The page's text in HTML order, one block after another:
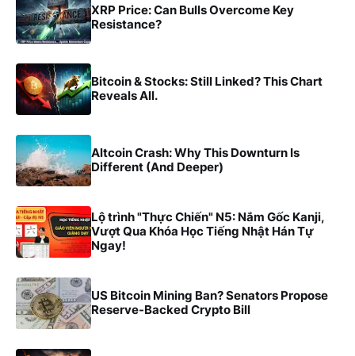
XRP Price: Can Bulls Overcome Key
Resistance?
Bitcoin & Stocks: Still Linked? This Chart
Reveals All.
Altcoin Crash: Why This Downturn Is
Different (And Deeper)
Lộ trình "Thực Chiến" N5: Nắm Gốc Kanji,
Vượt Qua Khóa Học Tiếng Nhật Hán Tự
Ngay!
US Bitcoin Mining Ban? Senators Propose
Reserve-Backed Crypto Bill